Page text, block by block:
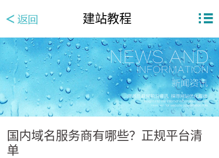
建站教程
国内域名服务商有哪些？正规平台清
单